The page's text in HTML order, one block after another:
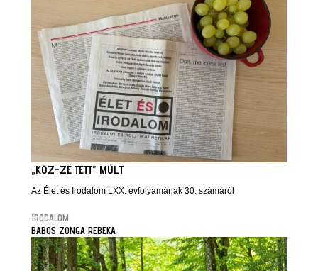
„KÖZ-ZÉ TETT” MÚLT
Az Élet és Irodalom LXX. évfolyamának 30. számáról
IRODALOM
BABOS ZONGA REBEKA